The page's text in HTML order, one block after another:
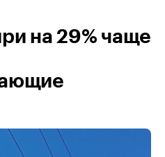
на 29% чаще